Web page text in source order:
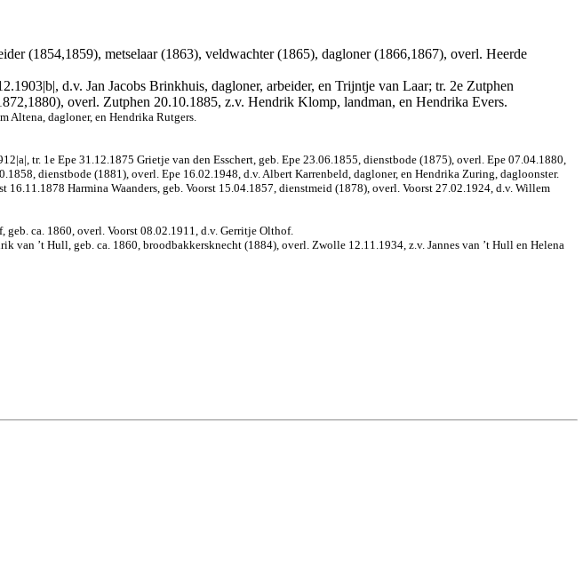
(1854,1859), metselaar (1863), veldwachter (1865), dagloner (1866,1867), overl. Heerde
d.v. Jan Jacobs Brinkhuis, dagloner, arbeider, en Trijntje van Laar; tr. 2e Zutphen
overl. Zutphen 20.10.1885, z.v. Hendrik Klomp, landman, en Hendrika Evers.
Altena, dagloner, en Hendrika Rutgers.
tr. 1e Epe 31.12.1875 Grietje van den Esschert, geb. Epe 23.06.1855, dienstbode (1875), overl. Epe 07.04.1880,
dienstbode (1881), overl. Epe 16.02.1948, d.v. Albert Karrenbeld, dagloner, en Hendrika Zuring, dagloonster.
Harmina Waanders, geb. Voorst 15.04.1857, dienstmeid (1878), overl. Voorst 27.02.1924, d.v. Willem
ca. 1860, overl. Voorst 08.02.1911, d.v. Gerritje Olthof.
’t Hull, geb. ca. 1860, broodbakkersknecht (1884), overl. Zwolle 12.11.1934, z.v. Jannes van ’t Hull en Helena